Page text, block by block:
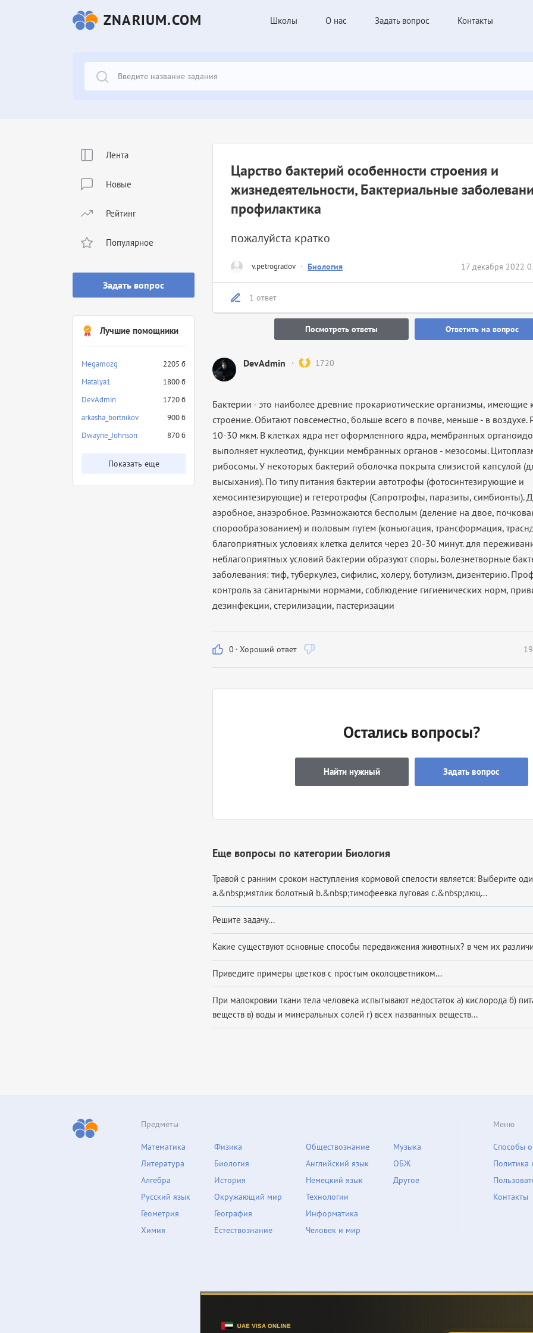
ZNARIUM.COM Школы О нас Задать вопрос Контакты
Лента
Новые
Рейтинг
Популярное
Задать вопрос
Лучшие помощники
Megamozg
2205 б
Matalya1
1800 б
DevAdmin
1720 б
arkasha_bortnikov
900 б
Dwayne_Johnson
870 б
Показать еще
v.petrogradov · Биология 17 декабря 2022
Царство бактерий особенности строения и
жизнедеятельности, Бактериальные
профилактика
пожалуйста кратко
1 ответ
Посмотреть ответы Ответить на вопрос
DevAdmin 1720
Бактерии - это наиболее древние прокариотические организмы, имеющие
строение. Обитают повсеместно, больше всего в почве, меньше - в воздухе.
10-30 мкм. В клетках ядра нет оформленного ядра, мембранных
выполняет нуклеотид, функции мембранных органов - мезосомы.
рибосомы. У некоторых бактерий оболочка покрыта слизистой капсулой
высыхания). По типу питания бактерии автотрофы (фотосинтезирующие и
хемосинтезирующие) и гетеротрофы (Сапротрофы, паразиты, симбионты).
аэробное, анаэробное. Размножаются бесполым (деление на двое,
спорообразованием) и половым путем (коньюгация, трансформация,
благоприятных условиях клетка делится через 20-30 минут. для
неблагоприятных условий бактерии образуют споры. Болезнетворные
заболевания: тиф, туберкулез, сифилис, холеру, ботулизм, дизентерию.
контроль за санитарными нормами, соблюдение гигиенических норм,
дезинфекции, стерилизации, пастеризации
0 · Хороший ответ
Остались вопросы?
Найти нужный Задать вопрос
Еще вопросы по категории Биология
Травой с ранним сроком наступления кормовой спелости является: Выберите
a.&nbsp;мятлик болотный b.&nbsp;тимофеевка луговая c.&nbsp;люц...
Решите задачу...
Какие существуют основные способы передвижения животных? в чем их
Приведите примеры цветков с простым околоцветником...
При малокровии ткани тела человека испытывают недостаток а) кислорода б)
веществ в) воды и минеральных солей г) всех названных веществ...
Предметы
Математика
Литература
Алгебра
Русский язык
Геометрия
Химия
Физика
Биология
История
Окружающий мир
География
Естествознание
Обществознание
Английский язык
Немецкий язык
Технологии
Информатика
Человек и мир
Музыка
ОБЖ
Другое
Меню
Способы
Политика
Контакты